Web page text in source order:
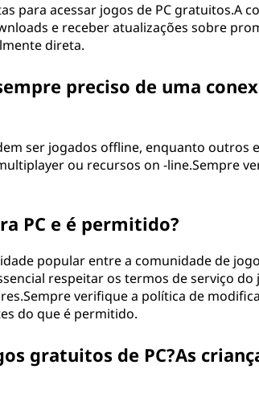
para acessar jogos de PC gratuitos.A
e receber atualizações sobre
direta.
preciso de uma
ser jogados offline, enquanto outros
ou recursos on -line.Sempre
PC e é permitido?
popular entre a comunidade de
respeitar os termos de serviço do
verifique a política de
do que é permitido.
gratuitos de PC?As